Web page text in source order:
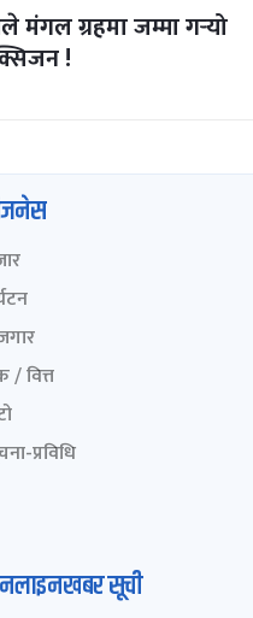
मंगल ग्रहमा जम्मा गर्‍यो
!
/ वित्त
प्रविधि
सूची